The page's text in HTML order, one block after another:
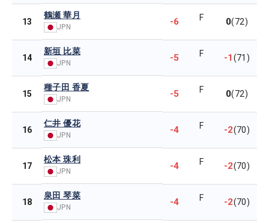
13
鶴瀬 華月
JPN -6 F 0(72)
14
新垣 比菜
JPN -5 F -1(71)
15
種子田 香夏
JPN -5 F 0(72)
16
仁井 優花
JPN -4 F -2(70)
17
松本 珠利
JPN -4 F -2(70)
18
泉田 琴菜
JPN -4 F -2(70)